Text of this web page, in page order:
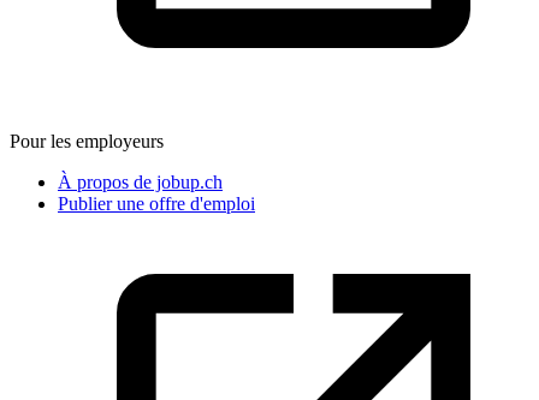
Pour les employeurs
À propos de jobup.ch
Publier une offre d'emploi